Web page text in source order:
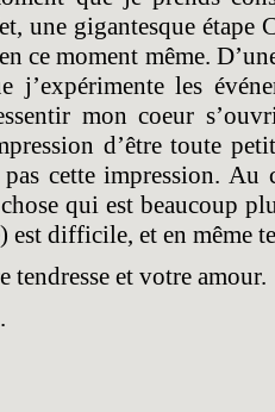
une gigantesque étape
ce moment même.
j’expérimente les
mon coeur
d’être toute
cette impression. Au
qui est beaucoup
est difficile, et en même
et votre amour.